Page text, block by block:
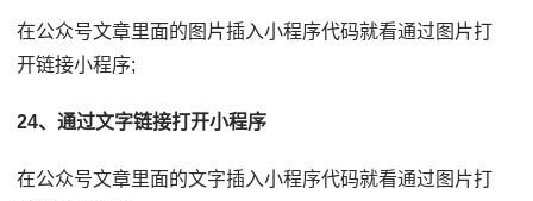
在公众号文章里面的图片插入小程序代码就看通过图片打
开链接小程序;
24、通过文字链接打开小程序
在公众号文章里面的文字插入小程序代码就看通过图片打